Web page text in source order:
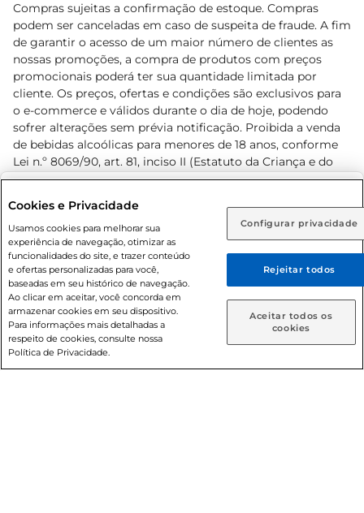
Rio de Janeiro (RJ) Goiás (GO)
Ou
Caso queira comprar online, informe como deseja receber
suas compras:
Entrega em casa Retire em Loja
Compras sujeitas a confirmação de estoque. Compras
podem ser canceladas em caso de suspeita de fraude. A fim
de garantir o acesso de um maior número de clientes as
nossas promoções, a compra de produtos com preços
promocionais poderá ter sua quantidade limitada por
cliente. Os preços, ofertas e condições são exclusivos para
o e-commerce e válidos durante o dia de hoje, podendo
sofrer alterações sem prévia notificação. Proibida a venda
de bebidas alcoólicas para menores de 18 anos, conforme
Lei n.º 8069/90, art. 81, inciso II (Estatuto da Criança e do
Adolescente). Preços e condições exclusivos para o
prévio. O valor mínimo para as compras on-line é de R$
80,00.
© 2026 Copyright. Todos os direitos
reservados Prezunic.
Cookies e Privacidade
Usamos cookies para melhorar sua
experiência de navegação, otimizar as
funcionalidades do site, e trazer conteúdo
e ofertas personalizadas para você,
baseadas em seu histórico de navegação.
Ao clicar em aceitar, você concorda em
armazenar cookies em seu dispositivo.
Para informações mais detalhadas a
respeito de cookies, consulte nossa
Política de Privacidade.
Configurar privacidade
Rejeitar todos
Aceitar todos os
cookies